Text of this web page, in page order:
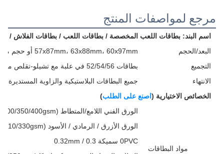
مرجع لمواصفات المنتج
اسم البند: بطاقات اللعب المخصصة / بطاقات اللعب / بطاقات الفلاش /
البعد/الحجم
57x87mm، 63x88mm، 60x97mm أو حجم مخصص
التجميع
بطاقات 52/54/56 في علبة مع تشيلو-تقلص ملفوفة
الانتهاء
جميع البطاقات البلاستيكية والزاوية
الخصائص الاختيارية ( اصنع على الطلب)
مواد البطاقات
الورق الفني اللامع/المتطاط (250/300/350/400gsm)
الورق الأزرق / الرمادي / الأسود (280/300/310/330gsm)
0PVC سميكة 0.3 / 0.32mm